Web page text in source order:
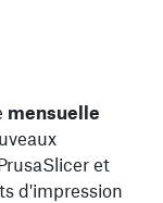
mensuelle
et
d'impression